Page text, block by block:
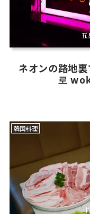
ネオンの路地
로
韓国料理